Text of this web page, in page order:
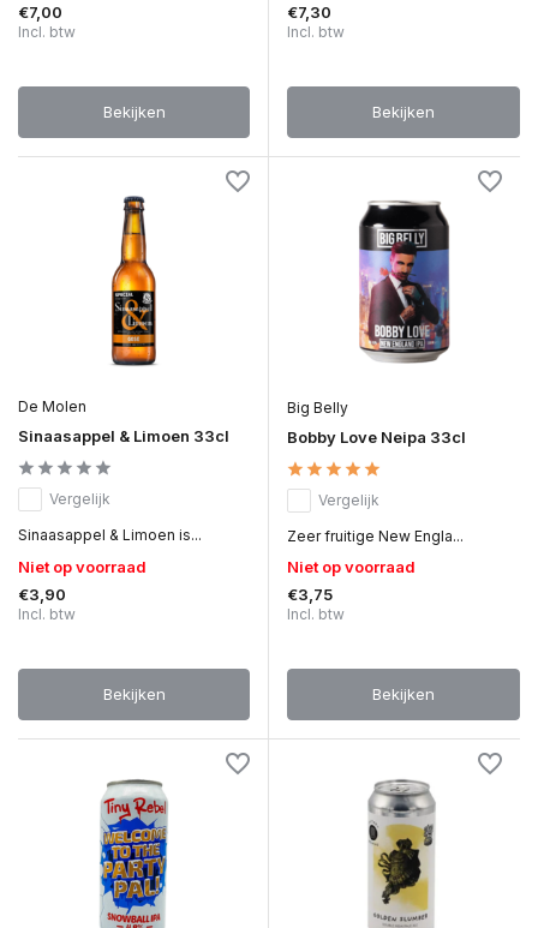
€7,00
Incl. btw
Bekijken
€7,30
Incl. btw
Bekijken
De Molen
Sinaasappel & Limoen 33cl
Vergelijk
Sinaasappel & Limoen is...
Niet op voorraad
€3,90
Incl. btw
Bekijken
Big Belly
Bobby Love Neipa 33cl
Vergelijk
Zeer fruitige New Engla...
Niet op voorraad
€3,75
Incl. btw
Bekijken